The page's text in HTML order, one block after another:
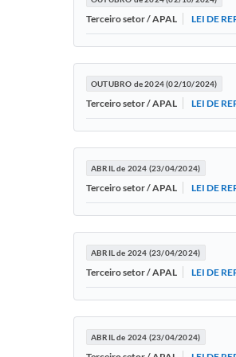
Terceiro setor / APAL LEI DE
OUTUBRO de 2024 (02/10/2024)
Terceiro setor / APAL LEI DE
ABRIL de 2024 (23/04/2024)
Terceiro setor / APAL LEI DE
ABRIL de 2024 (23/04/2024)
Terceiro setor / APAL LEI DE
ABRIL de 2024 (23/04/2024)